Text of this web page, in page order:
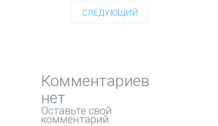
СЛЕДУЮЩИЙ
Комментариев
нет
Оставьте свой
комментарий